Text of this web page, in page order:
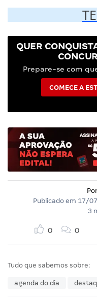
QUER
Prepare-se com
COMECE A
Publicado em 17/
3
0 0
Tudo que sabemos sobre:
agenda do dia